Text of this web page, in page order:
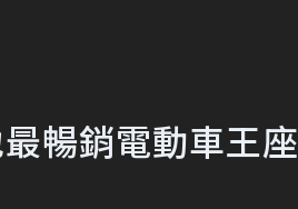
暢銷電動車王座